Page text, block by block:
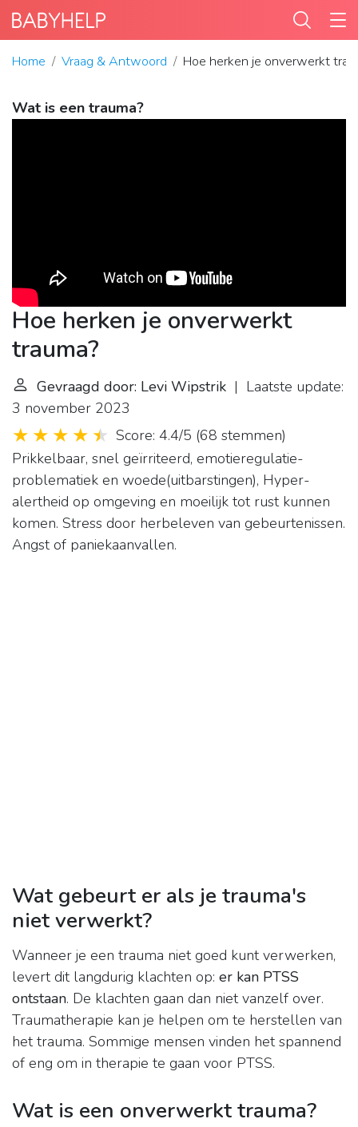
Home Vraag & Antwoord Hoe herken je onverwerkt
Wat is een trauma?
Hoe herken je onverwerkt
trauma?
Gevraagd door: Levi Wipstrik | Laatste update:
3 november 2023
Score: 4.4/5 (68 stemmen)
Prikkelbaar, snel geïrriteerd, emotieregulatie-
problematiek en woede(uitbarstingen), Hyper-
alertheid op omgeving en moeilijk tot rust kunnen
komen. Stress door herbeleven van gebeurtenissen.
Angst of paniekaanvallen.
Wat gebeurt er als je trauma's
niet verwerkt?
Wanneer je een trauma niet goed kunt verwerken,
levert dit langdurig klachten op: er kan PTSS
ontstaan. De klachten gaan dan niet vanzelf over.
Traumatherapie kan je helpen om te herstellen van
het trauma. Sommige mensen vinden het spannend
of eng om in therapie te gaan voor PTSS.
Wat is een onverwerkt trauma?